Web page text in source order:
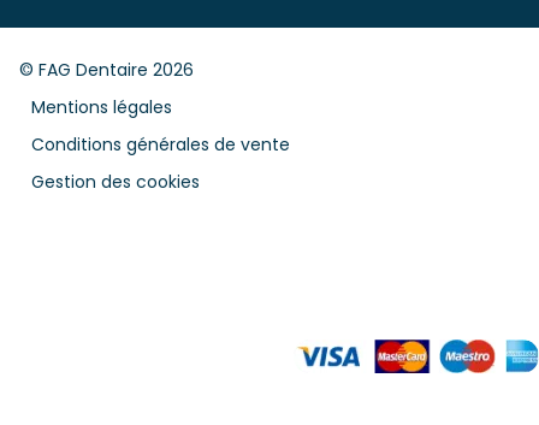
© FAG Dentaire 2026
Mentions légales
Conditions générales de vente
Gestion des cookies